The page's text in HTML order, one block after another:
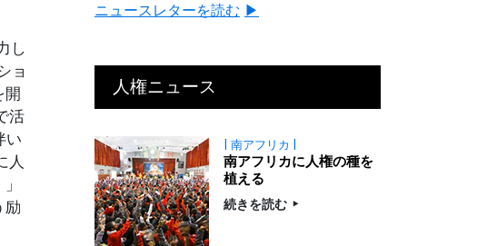
し
ョ
開
活
い
人
励
ニュースレターを読む ▶
人権ニュース
| 南アフリカ |
南アフリカに人権の種を
植える
続きを読む